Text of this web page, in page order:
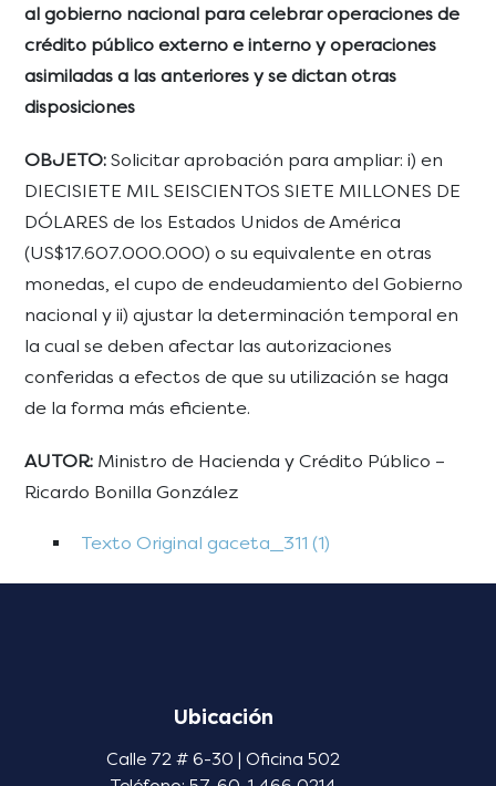
al gobierno nacional para celebrar operaciones de
crédito público externo e interno y operaciones
asimiladas a las anteriores y se dictan otras
disposiciones
OBJETO: Solicitar aprobación para ampliar: i) en
DIECISIETE MIL SEISCIENTOS SIETE MILLONES DE
DÓLARES de los Estados Unidos de América
(US$17.607.000.000) o su equivalente en otras
monedas, el cupo de endeudamiento del Gobierno
nacional y ii) ajustar la determinación temporal en
la cual se deben afectar las autorizaciones
conferidas a efectos de que su utilización se haga
de la forma más eficiente.
AUTOR: Ministro de Hacienda y Crédito Público –
Ricardo Bonilla González
Texto Original gaceta_311 (1)
Ubicación
Calle 72 # 6-30 | Oficina 502